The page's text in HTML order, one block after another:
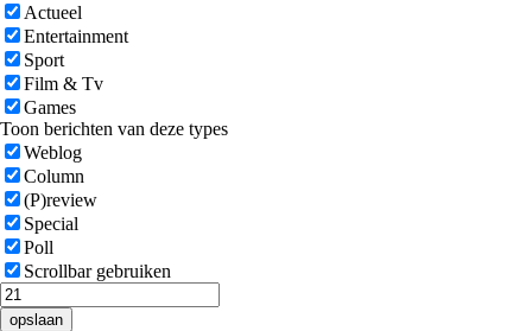
Actueel
Entertainment
Sport
Film & Tv
Games
Toon berichten van deze types
Weblog
Column
(P)review
Special
Poll
Scrollbar gebruiken
opslaan